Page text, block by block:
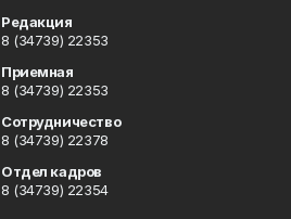
Редакция
8 (34739) 22353
Приемная
8 (34739) 22353
Сотрудничество
8 (34739) 22378
Отдел кадров
8 (34739) 22354